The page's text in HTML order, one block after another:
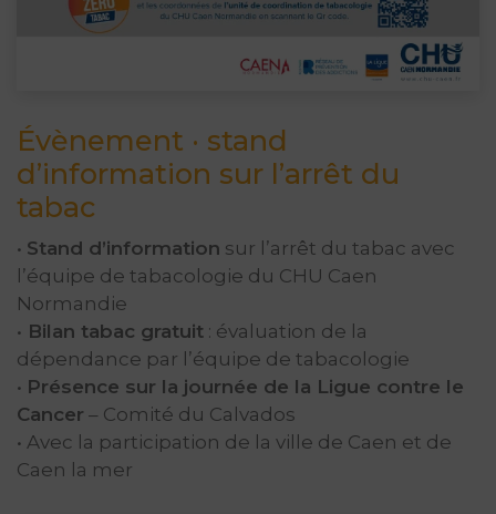
Évènement · stand
d’information sur l’arrêt du
tabac
• Stand d’information sur l’arrêt du tabac avec
l’équipe de tabacologie du CHU Caen
Normandie
• Bilan tabac gratuit : évaluation de la
dépendance par l’équipe de tabacologie
• Présence sur la journée de la Ligue contre le
Cancer – Comité du Calvados
• Avec la participation de la ville de Caen et de
Caen la mer